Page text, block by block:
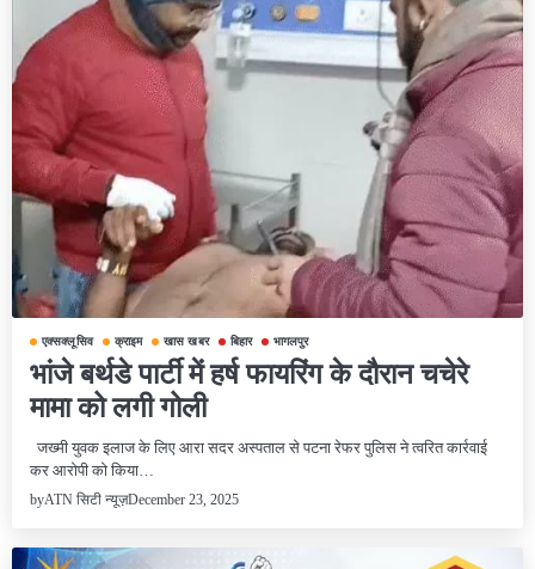
एक्सक्लूसिव क्राइम खास खबर बिहार भागलपुर
भांजे बर्थडे पार्टी में हर्ष फायरिंग के दौरान चचेरे
मामा को लगी गोली
जख्मी युवक इलाज के लिए आरा सदर अस्पताल से पटना रेफर पुलिस ने त्वरित कार्रवाई
कर आरोपी को किया…
byATN सिटी न्यूज़December 23, 2025